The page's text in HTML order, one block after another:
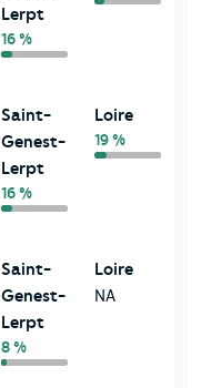
Lerpt
16 %
Saint-
Genest-
Lerpt
16 %
Loire
19 %
Saint-
Genest-
Lerpt
8 %
Loire
NA